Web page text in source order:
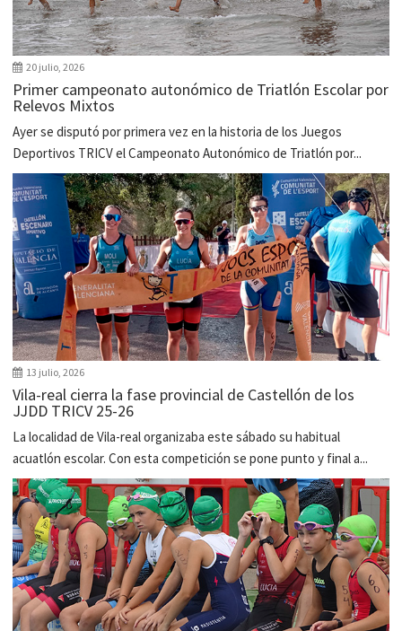
20 julio, 2026
Primer campeonato autonómico de Triatlón Escolar por
Relevos Mixtos
Ayer se disputó por primera vez en la historia de los Juegos
Deportivos TRICV el Campeonato Autonómico de Triatlón por...
13 julio, 2026
Vila-real cierra la fase provincial de Castellón de los
JJDD TRICV 25-26
La localidad de Vila-real organizaba este sábado su habitual
acuatlón escolar. Con esta competición se pone punto y final a...